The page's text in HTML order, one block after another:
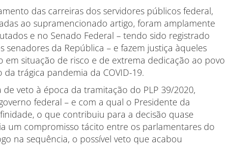
das carreiras dos servidores públicos federal,
ao supramencionado artigo, foram amplamente
e no Senado Federal – tendo sido registrado
da República – e fazem justiça àqueles
em situação de risco e de extrema dedicação ao povo
trágica pandemia da COVID-19.
veto à época da tramitação do PLP 39/2020,
federal – e com a qual o Presidente da
o que contribuiu para a decisão quase
um compromisso tácito entre os parlamentares do
na sequência, o possível veto que acabou